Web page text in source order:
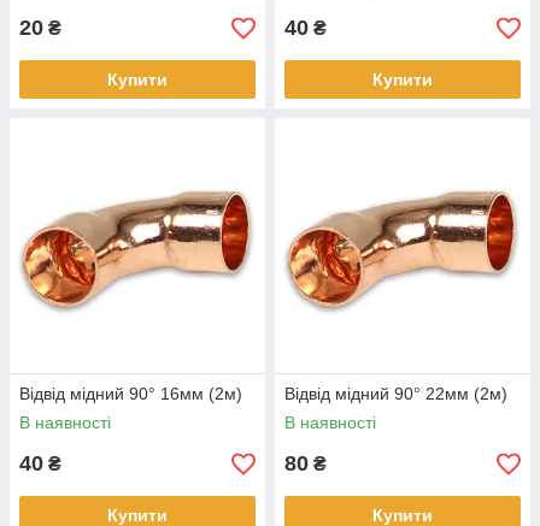
20 ₴
Купити
40 ₴
Купити
Відвід мідний 90° 16мм (2м)
В наявності
40 ₴
Купити
Відвід мідний 90° 22мм (2м)
В наявності
80 ₴
Купити